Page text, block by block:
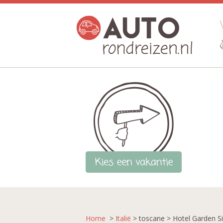
Home > Italië > toscane > Hotel Garden